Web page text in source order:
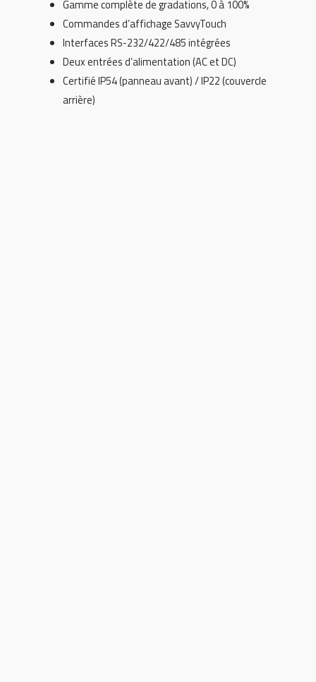
Gamme complète de gradations, 0 à 100%
Commandes d’affichage SavvyTouch
Interfaces RS-232/422/485 intégrées
Deux entrées d’alimentation (AC et DC)
Certifié IP54 (panneau avant) / IP22 (couvercle
arrière)